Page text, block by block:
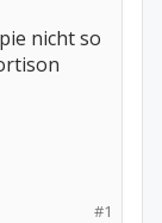
nicht so
#1